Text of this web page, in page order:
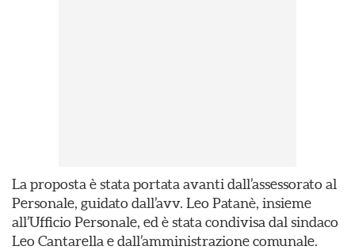
La proposta è stata portata avanti dall’assessorato al
Personale, guidato dall’avv. Leo Patanè, insieme
all’Ufficio Personale, ed è stata condivisa dal sindaco
Leo Cantarella e dall’amministrazione comunale.